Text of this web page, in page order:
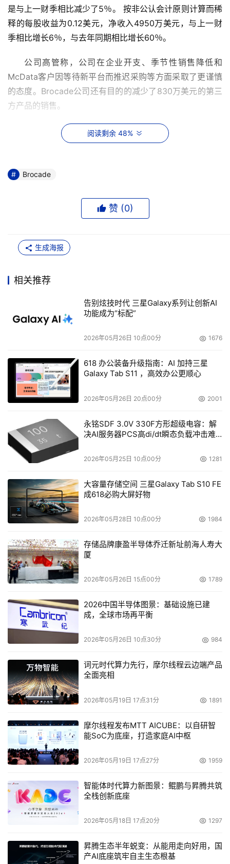
是与上一财季相比减少了5％。 按非公认会计原则计算而稀
释的每股收益为0.12美元，净收入4950万美元，与上一财
公司高管称，公司在企业开支、季节性销售降低和
McData客户因等待新平台而推迟采购等方面采取了更谨慎
的态度。Brocade公司还有目的的减少了830万美元的第三
Brocade公司高管称，SAN控制器的销售是持平的，但
是内置交换机的销售非常强劲。公司在第三财季安装了1410
公司前任首席执行官Greg Reyes就是因此而被判入狱20
年，并将从11月21日起开始执行。公司在上个季度花在诉讼
工的赔偿和其他相关成本。从今年年初到第三财季结束，公
司总共花掉了3350万美元的法律费用。Brocade公司在这
Brocade公司在关于下个季度的指导意见中表示公司收
入可能会继续保持轻微下滑。公司高管预计在截至10月底的
第四财季公司的季度收入可能在3.3亿到3.45亿美元之间，
然而，公司对未来的发展计划仍比较乐观。公司管理层
表示，4G的光纤信道主机总线适配器很快就会通过十多家
分销商销售出去，支持8Gbit/s的光纤信道和10Gbit/s以太
网的新一代智能服务器适配器也在按部就班地进行，预计在
分析师们对Brocade公司的财报的反应平平。至少有一
司的光纤信道交换机产品面临着巨大的压力。 高盛分析师
Laura Conigliaro在昨天发布的一份报告中称：“Brocade公
司第三财季财报结果可能不会对公司股价造成任何影响。
科公司的压力越来越大，但是整个市场将变成Brocade和思
科两家为主的局面。”
阅读剩余 48%
本文来源于DOIT传媒，文章内容仅供参考，不构成投资建议。
Brocade
赞 (0)
生成海报
相关推荐
告别炫技时代 三星Galaxy系列让创新AI
功能成为“标配”
2026年05月26日 10点00分 1676
618 办公装备升级指南：AI 加持三星
Galaxy Tab S11 ，高效办公更顺心
2026年05月26日 20点00分 2001
永铭SDF 3.0V 330F方形超级电容：解
决AI服务器PCS高di/dt瞬态负载冲击难
2026年05月25日 10点00分 1281
大容量存储空间 三星Galaxy Tab S10 FE
成618必购大屏好物
2026年05月28日 10点00分 1984
存储品牌康盈半导体乔迁新址前海人寿大
厦
2026年05月26日 15点00分 1789
2026中国半导体图景：基础设施已建
成，全球市场再平衡
2026年05月26日 10点30分 984
词元时代算力先行，摩尔线程云边端产品
全面亮相
2026年05月19日 17点31分 1891
摩尔线程发布MTT AICUBE：以自研智
能SoC为底座，打造家庭AI中枢
2026年05月19日 17点27分 1959
智能体时代算力新图景：鲲鹏与昇腾共筑
全栈创新底座
2026年05月18日 17点20分 1297
昇腾生态半年蜕变：从能用走向好用，国
产AI底座筑牢自主生态根基